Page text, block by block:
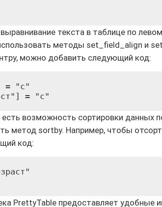
текста в таблице по
методы set_field_align и
можно добавить следующий код:
= "c"
возможность сортировки данных
метод sortby. Например, чтобы
код:
PrettyTable предоставляет удобные